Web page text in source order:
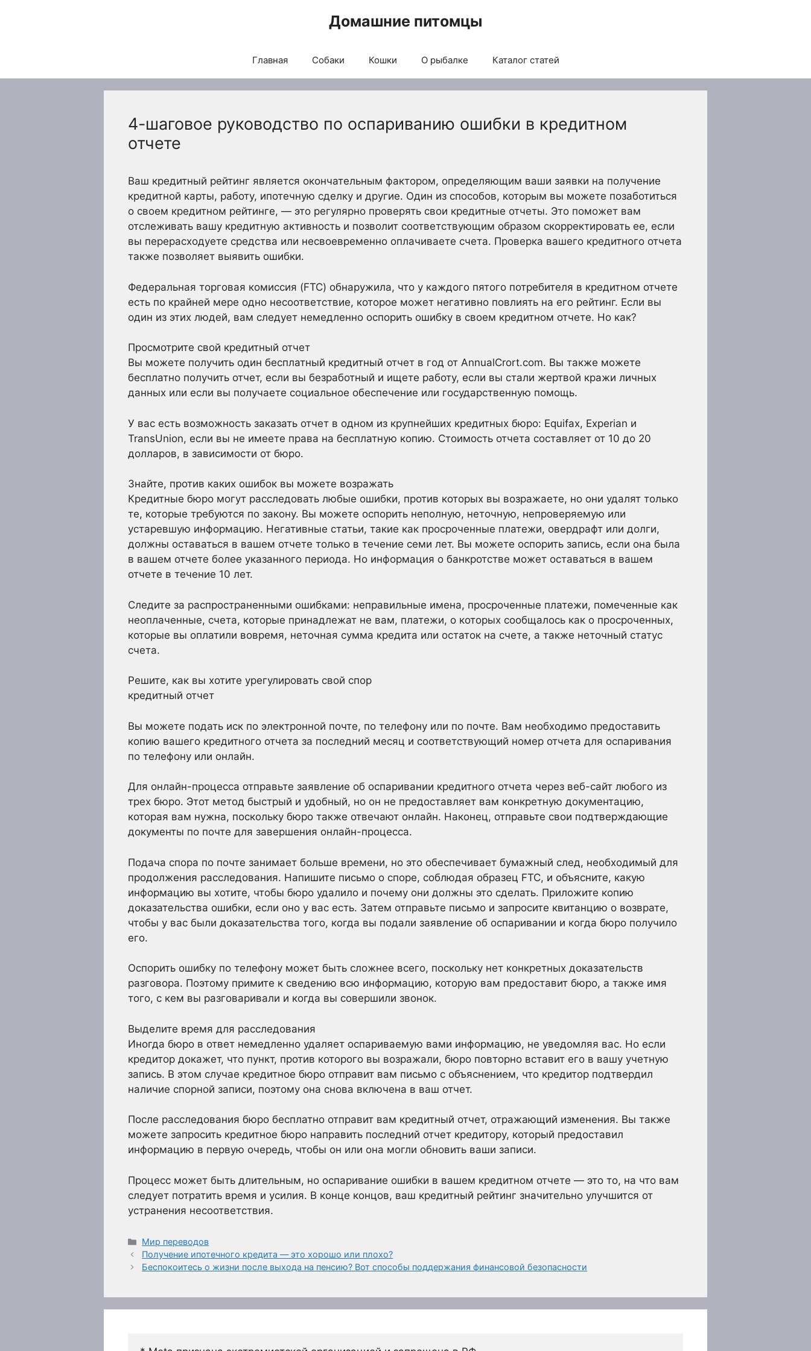
Домашние питомцы
Главная Собаки Кошки О рыбалке Каталог статей
4-шаговое руководство по оспариванию ошибки в кредитном
отчете
Ваш кредитный рейтинг является окончательным фактором, определяющим ваши заявки на получение
кредитной карты, работу, ипотечную сделку и другие. Один из способов, которым вы можете позаботиться
о своем кредитном рейтинге, — это регулярно проверять свои кредитные отчеты. Это поможет вам
отслеживать вашу кредитную активность и позволит соответствующим образом скорректировать ее, если
вы перерасходуете средства или несвоевременно оплачиваете счета. Проверка вашего кредитного отчета
также позволяет выявить ошибки.
Федеральная торговая комиссия (FTC) обнаружила, что у каждого пятого потребителя в кредитном отчете
есть по крайней мере одно несоответствие, которое может негативно повлиять на его рейтинг. Если вы
один из этих людей, вам следует немедленно оспорить ошибку в своем кредитном отчете. Но как?
Просмотрите свой кредитный отчет
Вы можете получить один бесплатный кредитный отчет в год от AnnualCrort.com. Вы также можете
бесплатно получить отчет, если вы безработный и ищете работу, если вы стали жертвой кражи личных
данных или если вы получаете социальное обеспечение или государственную помощь.
У вас есть возможность заказать отчет в одном из крупнейших кредитных бюро: Equifax, Experian и
TransUnion, если вы не имеете права на бесплатную копию. Стоимость отчета составляет от 10 до 20
долларов, в зависимости от бюро.
Знайте, против каких ошибок вы можете возражать
Кредитные бюро могут расследовать любые ошибки, против которых вы возражаете, но они удалят только
те, которые требуются по закону. Вы можете оспорить неполную, неточную, непроверяемую или
устаревшую информацию. Негативные статьи, такие как просроченные платежи, овердрафт или долги,
должны оставаться в вашем отчете только в течение семи лет. Вы можете оспорить запись, если она была
в вашем отчете более указанного периода. Но информация о банкротстве может оставаться в вашем
отчете в течение 10 лет.
Следите за распространенными ошибками: неправильные имена, просроченные платежи, помеченные как
неоплаченные, счета, которые принадлежат не вам, платежи, о которых сообщалось как о просроченных,
которые вы оплатили вовремя, неточная сумма кредита или остаток на счете, а также неточный статус
счета.
Решите, как вы хотите урегулировать свой спор
кредитный отчет
Вы можете подать иск по электронной почте, по телефону или по почте. Вам необходимо предоставить
копию вашего кредитного отчета за последний месяц и соответствующий номер отчета для оспаривания
по телефону или онлайн.
Для онлайн-процесса отправьте заявление об оспаривании кредитного отчета через веб-сайт любого из
трех бюро. Этот метод быстрый и удобный, но он не предоставляет вам конкретную документацию,
которая вам нужна, поскольку бюро также отвечают онлайн. Наконец, отправьте свои подтверждающие
документы по почте для завершения онлайн-процесса.
Подача спора по почте занимает больше времени, но это обеспечивает бумажный след, необходимый для
продолжения расследования. Напишите письмо о споре, соблюдая образец FTC, и объясните, какую
информацию вы хотите, чтобы бюро удалило и почему они должны это сделать. Приложите копию
доказательства ошибки, если оно у вас есть. Затем отправьте письмо и запросите квитанцию о возврате,
чтобы у вас были доказательства того, когда вы подали заявление об оспаривании и когда бюро получило
его.
Оспорить ошибку по телефону может быть сложнее всего, поскольку нет конкретных доказательств
разговора. Поэтому примите к сведению всю информацию, которую вам предоставит бюро, а также имя
того, с кем вы разговаривали и когда вы совершили звонок.
Выделите время для расследования
Иногда бюро в ответ немедленно удаляет оспариваемую вами информацию, не уведомляя вас. Но если
кредитор докажет, что пункт, против которого вы возражали, бюро повторно вставит его в вашу учетную
запись. В этом случае кредитное бюро отправит вам письмо с объяснением, что кредитор подтвердил
наличие спорной записи, поэтому она снова включена в ваш отчет.
После расследования бюро бесплатно отправит вам кредитный отчет, отражающий изменения. Вы также
можете запросить кредитное бюро направить последний отчет кредитору, который предоставил
информацию в первую очередь, чтобы он или она могли обновить ваши записи.
Процесс может быть длительным, но оспаривание ошибки в вашем кредитном отчете — это то, на что вам
следует потратить время и усилия. В конце концов, ваш кредитный рейтинг значительно улучшится от
устранения несоответствия.
Рубрики
Мир переводов
Получение ипотечного кредита — это хорошо или плохо?
Беспокоитесь о жизни после выхода на пенсию? Вот способы поддержания финансовой безопасности